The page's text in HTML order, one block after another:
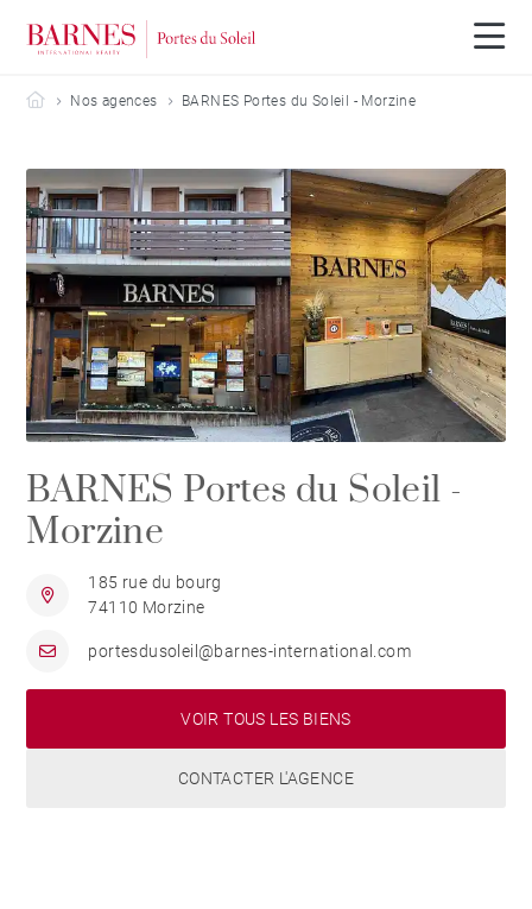
Barnes Portes du Soleil
Nos agences BARNES Portes du Soleil - Morzine
BARNES Portes du Soleil -
Morzine
185 rue du bourg
74110 Morzine
portesdusoleil@barnes-international.com
VOIR TOUS LES BIENS
CONTACTER L'AGENCE